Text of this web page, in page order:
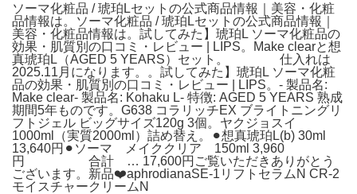
ソーマ化粧品 / 琥珀Lセットの公式商品情報｜美容・化粧
品情報は。ソーマ化粧品 / 琥珀Lセットの公式商品情報｜
美容・化粧品情報は。試してみた】琥珀L ソーマ化粧品の
効果・肌質別の口コミ・レビュー | LIPS。Make clearと想
真琥珀L（AGED 5 YEARS）セット。 仕入れは
2025.11月になります。。試してみた】琥珀L ソーマ化粧
品の効果・肌質別の口コミ・レビュー | LIPS。- 製品名:
Make clear- 製品名: Kohaku L- 特徴: AGED 5 YEARS 熟成
期間5年ものです。G638 コラリッチEX ブライトニングリ
フトジェル ビッグサイズ120g 3個。ヤクジョスイ
1000ml（実質2000ml）詰め替え。⚫︎想真琥珀L(b) 30ml
13,640円⚫︎ソーマ メイククリア 150ml 3,960
円 合計 … 17,600円ご覧いただきありがとう
ございます。新品❤️aphrodianaSE-1リフトセラムN CR-2
モイスチャークリームN